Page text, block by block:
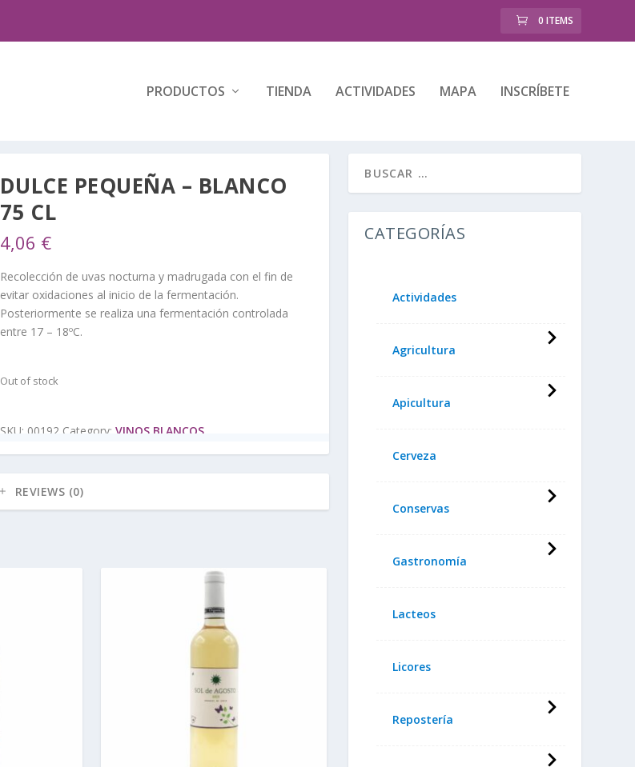
0 ITEMS
PRODUCTOS TIENDA ACTIVIDADES MAPA INSCRÍBETE
DULCE PEQUEÑA – BLANCO
75 CL
4,06 €
Recolección de uvas nocturna y madrugada con el fin de
evitar oxidaciones al inicio de la fermentación.
Posteriormente se realiza una fermentación controlada
entre 17 – 18ºC.
Out of stock
SKU: 00192 Category: VINOS BLANCOS
REVIEWS (0)
CATEGORÍAS
Actividades
Agricultura
Apicultura
Cerveza
Conservas
Gastronomía
Lacteos
Licores
Repostería